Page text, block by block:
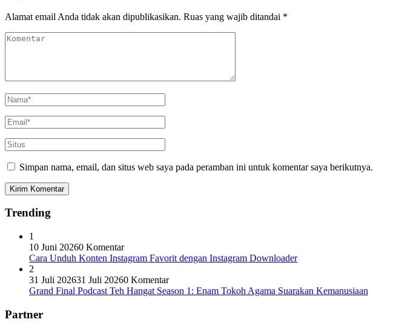
Alamat email Anda tidak akan dipublikasikan. Ruas yang wajib ditandai *
Simpan nama, email, dan situs web saya pada peramban ini untuk komentar saya berikutnya.
Trending
1
10 Juni 20260 Komentar
Cara Unduh Konten Instagram Favorit dengan Instagram Downloader
2
31 Juli 202631 Juli 20260 Komentar
Grand Final Podcast Teh Hangat Season 1: Enam Tokoh Agama Suarakan Kemanusiaan
Partner